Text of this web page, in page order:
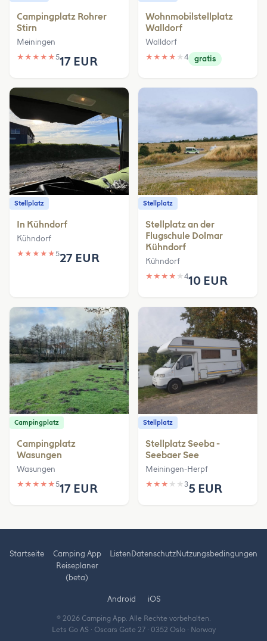
Campingplatz Rohrer
Stirn
Meiningen
★ ★ ★ ★ ★517 EUR
Wohnmobilstellplatz
Walldorf
Walldorf
★ ★ ★ ★ ★ 4 gratis
Stellplatz
In Kühndorf
Kühndorf
★ ★ ★ ★ ★527 EUR
Stellplatz
Stellplatz an der
Flugschule Dolmar
Kühndorf
Kühndorf
★ ★ ★ ★ ★ 410 EUR
Campingplatz
Campingplatz
Wasungen
Wasungen
★ ★ ★ ★ ★517 EUR
Stellplatz
Stellplatz Seeba -
Seebaer See
Meiningen-Herpf
★ ★ ★ ★ ★ 35 EUR
Startseite
Camping App
Reiseplaner
(beta)
ListenDatenschutzNutzungsbedingungen
Android iOS
© 2026 Camping App. Alle Rechte vorbehalten.
Lets Go AS · Oscars Gate 27 · 0352 Oslo · Norway